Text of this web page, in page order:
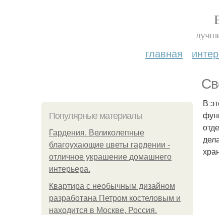
главная
Популярные материалы
Гардения. Великолепные
благоухающие цветы гардении -
отличное украшение домашнего
интерьера.
Квартира с необычным дизайном
разработана Петром костеловым и
находится в Москве, Россия.
В